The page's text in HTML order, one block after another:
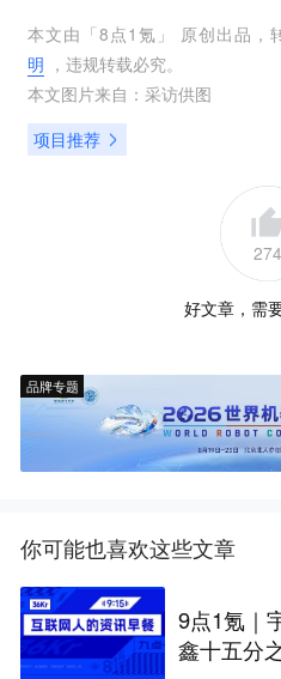
本文由「8点1氪 」 原创出品
明 ，违规转载必究。
本文图片来自： 采访供图
项目推荐
274
好文章，需
品牌专题
你可能也喜欢这些文章
9点1氪｜
鑫十五分